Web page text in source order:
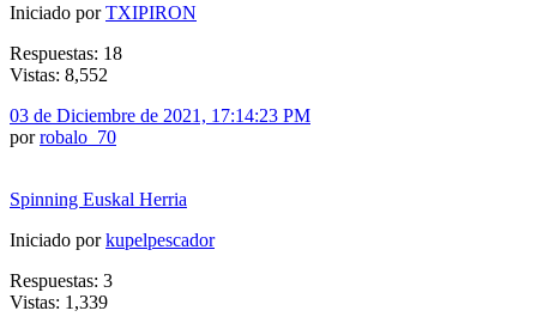
Iniciado porTXIPIRON
Respuestas: 18
Vistas: 8,552
03 de Diciembre de 2021, 17:14:23 PM
porrobalo_70
Spinning Euskal Herria
Iniciado porkupelpescador
Respuestas: 3
Vistas: 1,339